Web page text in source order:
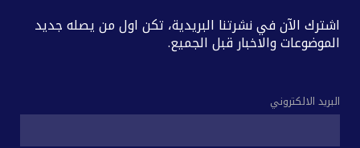
اشترك الآن في نشرتنا البريدية، تكن اول من يصله جديد
الموضوعات والاخبار قبل الجميع.
البريد الالكتروني